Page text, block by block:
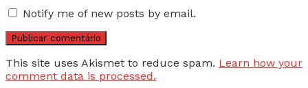
Notify me of new posts by email.
This site uses Akismet to reduce spam. Learn how your
comment data is processed.